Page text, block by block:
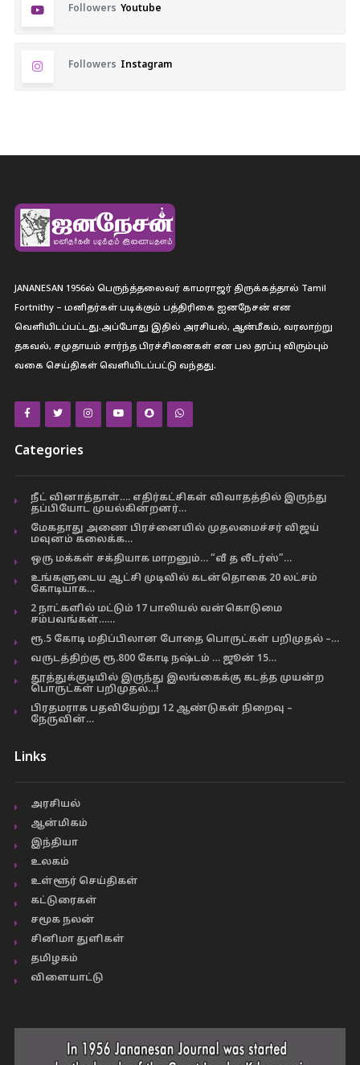
Followers Youtube
Followers Instagram
JANANESAN 1956ல் பெருந்த்தலைவர் காமராஜர் திருக்கத்தால் Tamil
Fortnithy – மனிதர்கள் படிக்கும் பத்திரிகை ஐனநேசன் என
வெளியிடப்பட்டது.அப்போது இதில் அரசியல், ஆன்மீகம், வரலாற்று
தகவல், சமுதாயம் சார்ந்த பிரச்சினைகள் என பல தரப்பு விரும்பும்
வகை செய்திகள் வெளியிடப்பட்டு வந்தது.
Categories
நீட் வினாத்தாள்…. எதிர்கட்சிகள் விவாதத்தில் இருந்து
தப்பியோட முயல்கின்றனர்…
மேகதாது அணை பிரச்னையில் முதலமைச்சர் விஜய்
மவுனம் கலைக்க…
ஒரு மக்கள் சக்தியாக மாறனும்… “வீ த லீடர்ஸ்”…
உங்களுடைய ஆட்சி முடிவில் கடன்தொகை 20 லட்சம்
கோடியாக…
2 நாட்களில் மட்டும் 17 பாலியல் வன்கொடுமை
சம்பவங்கள்……
ரூ.5 கோடி மதிப்பிலான போதை பொருட்கள் பறிமுதல் –…
வருடத்திற்கு ரூ.800 கோடி நஷ்டம் … ஜூன் 15…
தூத்துக்குடியில் இருந்து இலங்கைக்கு கடத்த முயன்ற
பொருட்கள் பறிமுதல்…!
பிரதமராக பதவியேற்று 12 ஆண்டுகள் நிறைவு –
நேருவின்…
Links
அரசியல்
ஆன்மிகம்
இந்தியா
உலகம்
உள்ளூர் செய்திகள்
கட்டுரைகள்
சமூக நலன்
சினிமா துளிகள்
தமிழகம்
விளையாட்டு